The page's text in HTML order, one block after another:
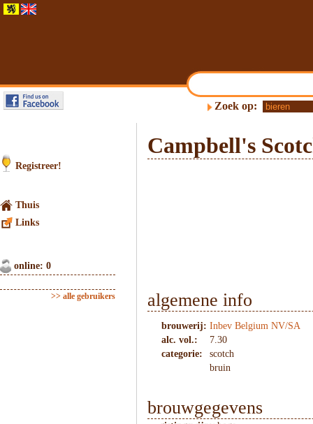
Zoek op:
Registreer!
Thuis
Links
online: 0
>> alle gebruikers
Campbell's
algemene info
brouwerij: Inbev Belgium NV/SA
alc. vol.:
7.30
categorie:
scotch
bruin
brouwgegevens